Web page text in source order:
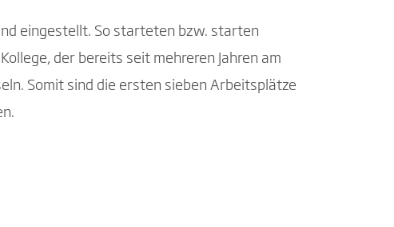
eingestellt. So starteten bzw. starten
der bereits seit mehreren Jahren am
Somit sind die ersten sieben Arbeitsplätze